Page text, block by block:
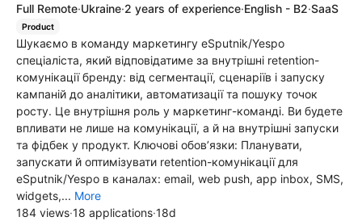
Full Remote·Ukraine·2 years of experience·English - B2·SaaS
Product
Шукаємо в команду маркетингу eSputnik/Yespo
спеціаліста, який відповідатиме за внутрішні retention-
комунікації бренду: від сегментації, сценаріїв і запуску
кампаній до аналітики, автоматизації та пошуку точок
росту. Це внутрішня роль у маркетинг-команді. Ви будете
впливати не лише на комунікації, а й на внутрішні запуски
та фідбек у продукт. Ключові обов’язки: Планувати,
запускати й оптимізувати retention-комунікації для
eSputnik/Yespo в каналах: email, web push, app inbox, SMS,
widgets,... More
184 views·18 applications·18d